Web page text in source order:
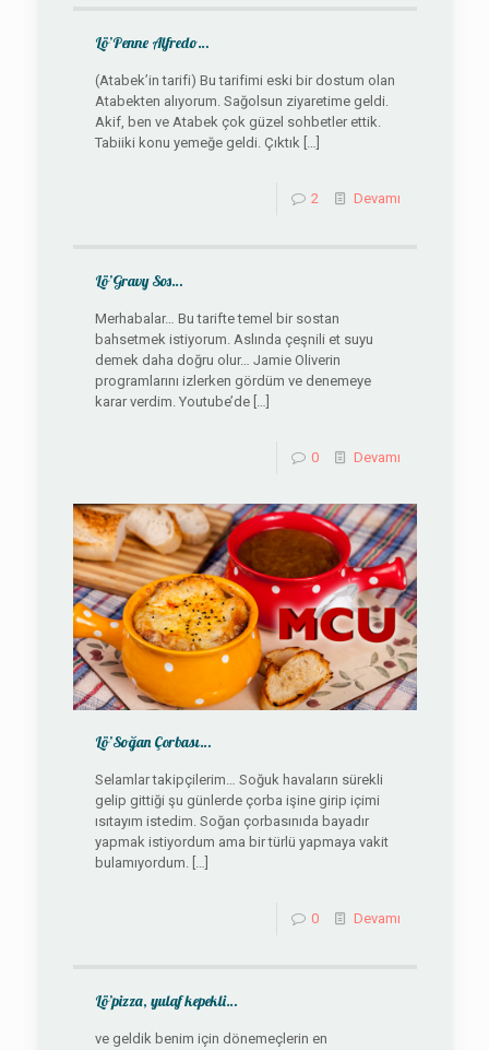
Lö’Penne Alfredo…
(Atabek’in tarifi) Bu tarifimi eski bir dostum olan
Atabekten alıyorum. Sağolsun ziyaretime geldi.
Akif, ben ve Atabek çok güzel sohbetler ettik.
Tabiiki konu yemeğe geldi. Çıktık[…]
2 Devamı
Lö’Gravy Sos…
Merhabalar… Bu tarifte temel bir sostan
bahsetmek istiyorum. Aslında çeşnili et suyu
demek daha doğru olur… Jamie Oliverin
programlarını izlerken gördüm ve denemeye
karar verdim. Youtube’de[…]
0 Devamı
Lö’Soğan Çorbası…
Selamlar takipçilerim… Soğuk havaların sürekli
gelip gittiği şu günlerde çorba işine girip içimi
ısıtayım istedim. Soğan çorbasınıda bayadır
yapmak istiyordum ama bir türlü yapmaya vakit
bulamıyordum.[…]
0 Devamı
Lö’pizza, yulaf kepekli…
ve geldik benim için dönemeçlerin en